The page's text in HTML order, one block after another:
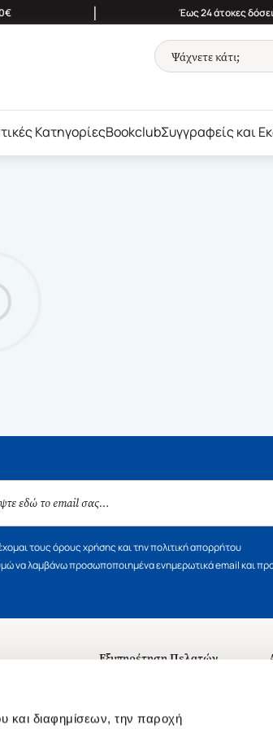
και διαφημίσεων, την παροχή
| Έως 24 άτοκες
ΚατηγορίεςBookclubΣυγγραφείς και
τους όρους χρήσης και την πολιτική απορρήτου
να λαμβάνω προσωποποιημένα ενημερωτικά email και
Εξυπηρέτηση Πελατών